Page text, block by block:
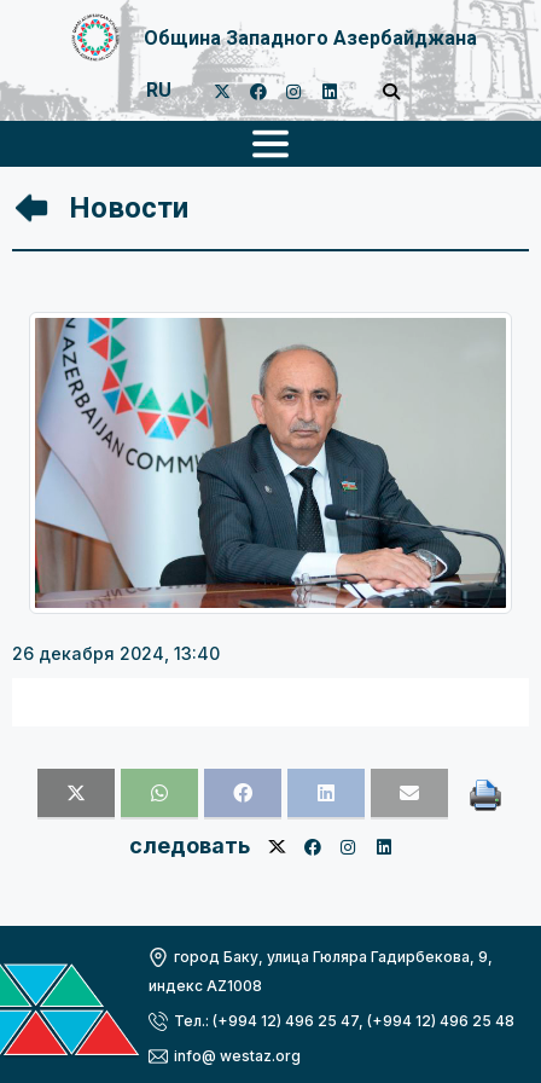
Община Западного Азербайджана
RU
Новости
26 декабря 2024, 13:40
следовать
город Баку, улица Гюляра Гадирбекова, 9,
индекс AZ1008
Тел.: (+994 12) 496 25 47, (+994 12) 496 25 48
info@ westaz.org